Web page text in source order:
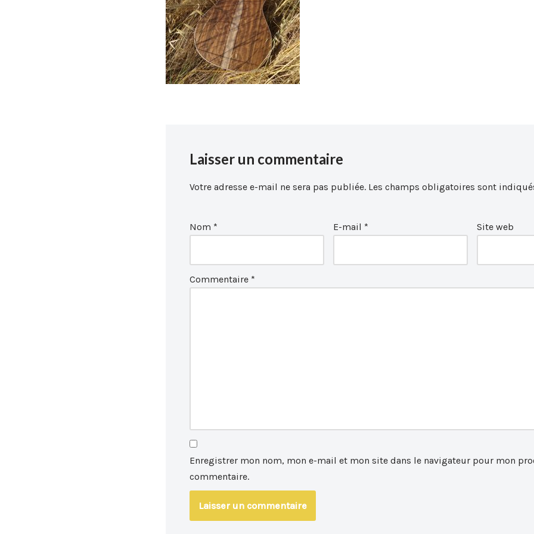
Laisser un commentaire
Votre adresse e-mail ne sera pas publiée. Les champs obligatoires sont
Nom * E-mail * Site web
Commentaire *
Enregistrer mon nom, mon e-mail et mon site dans le navigateur pour mon
commentaire.